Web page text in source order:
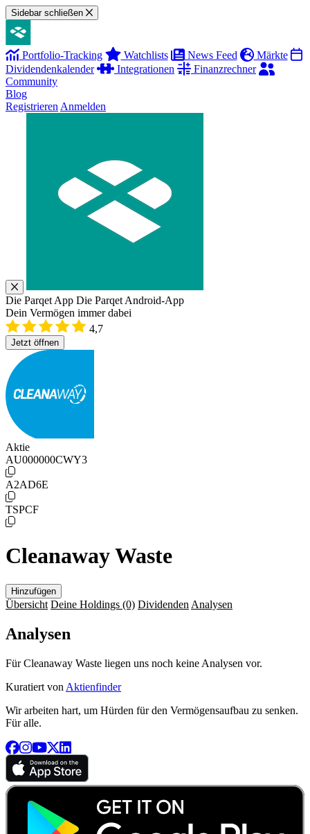
Sidebar schließen
Portfolio-Tracking Watchlists News Feed
Märkte
Dividendenkalender
Integrationen
Finanzrechner
Community
Blog
Registrieren Anmelden
Die Parqet App Die Parqet Android-App
Dein Vermögen immer dabei
4,7
Jetzt öffnen
Aktie
AU000000CWY3
A2AD6E
TSPCF
Cleanaway Waste
Hinzufügen
Übersicht Deine Holdings (0) Dividenden Analysen
Analysen
Für Cleanaway Waste liegen uns noch keine Analysen vor.
Kuratiert von Aktienfinder
Wir arbeiten hart, um Hürden für den Vermögensaufbau zu senken.
Für alle.